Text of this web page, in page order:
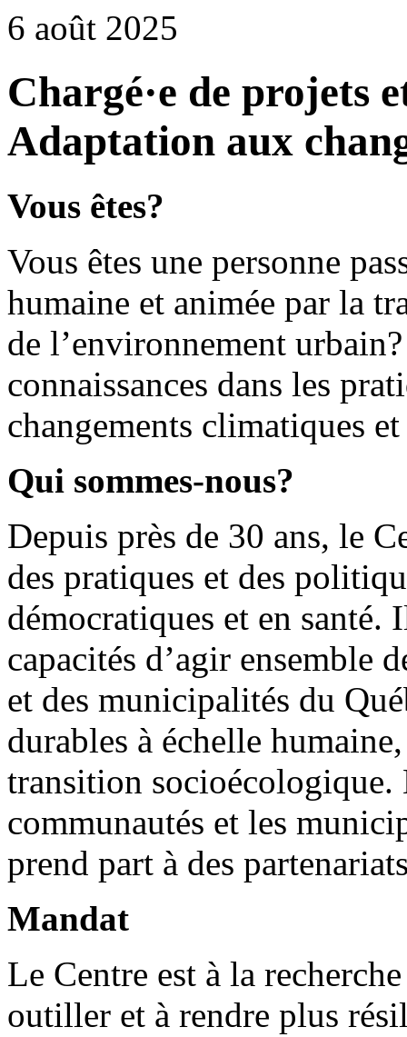
6 août 2025
Chargé·e de projets
Adaptation aux
Vous êtes?
Vous êtes une personne
humaine et animée par la
de l’environnement
connaissances dans les
changements climatiques
Qui sommes-nous?
Depuis près de 30 ans, le
des pratiques et des
démocratiques et en
capacités d’agir ensemble
et des municipalités du
durables à échelle
transition socioécologique.
communautés et les
prend part à des
Mandat
Le Centre est à la
outiller et à rendre plus